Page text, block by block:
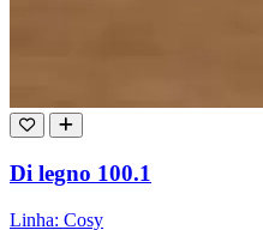
Di legno 100.1
Linha: Cosy